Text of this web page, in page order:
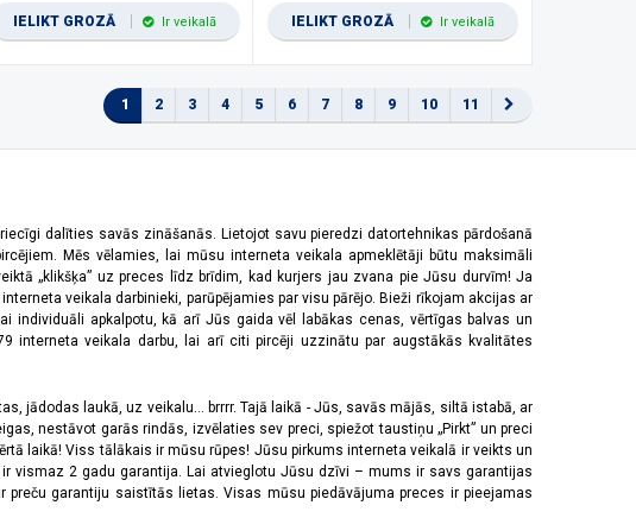
IELIKT GROZĀ Ir veikalā IELIKT GROZĀ Ir veikalā
1 2 3 4 5 6 7 8 9 10 11
dalīties savās zināšanās. Lietojot savu pieredzi datortehnikas pārdošanā
Mēs vēlamies, lai mūsu interneta veikala apmeklētāji būtu maksimāli
„klikšķa” uz preces līdz brīdim, kad kurjers jau zvana pie Jūsu durvīm! Ja
veikala darbinieki, parūpējamies par visu pārējo. Bieži rīkojam akcijas ar
individuāli apkalpotu, kā arī Jūs gaida vēl labākas cenas, vērtīgas balvas un
interneta veikala darbu, lai arī citi pircēji uzzinātu par augstākās kvalitātes
jādodas laukā, uz veikalu... brrrr. Tajā laikā - Jūs, savās mājās, siltā istabā, ar
nestāvot garās rindās, izvēlaties sev preci, spiežot taustiņu „Pirkt” un preci
laikā! Viss tālākais ir mūsu rūpes! Jūsu pirkums interneta veikalā ir veikts un
vismaz 2 gadu garantija. Lai atvieglotu Jūsu dzīvi – mums ir savs garantijas
garantiju saistītās lietas. Visas mūsu piedāvājuma preces ir pieejamas